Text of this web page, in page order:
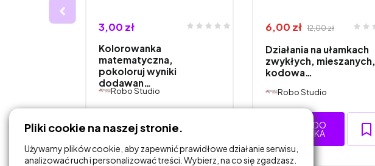
3,00 zł
Kolorowanka
matematyczna,
pokoloruj wyniki
dodawan…
Robo Studio
DODAJ DO
KOSZYKA
6,00 zł 12,00 zł
Działania na ułamkach
zwykłych, mieszanych,
kodowa…
Robo Studio
DODAJ DO
KOSZYKA
Pliki cookie na naszej stronie.
Używamy plików cookie, aby zapewnić prawidłowe działanie serwisu,
analizować ruch i personalizować treści. Wybierz, na co się zgadzasz.